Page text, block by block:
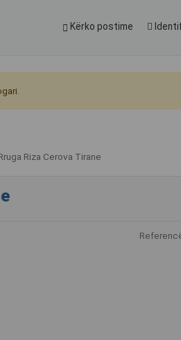
Kërko postime
Riza Cerova Tirane